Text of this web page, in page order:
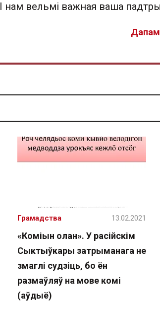
І нам вельмі важная ваша
«Коміын олан». У расійскім
Сыктыўкары затрыманага не
змаглі судзіць, бо ён
размаўляў на мове комі
(аўдыё)
Грамадства 13.02.2021